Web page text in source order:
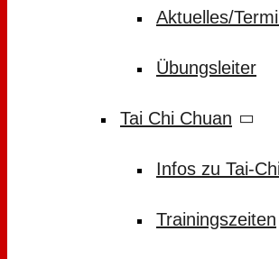
Aktuelles/
Übungsleiter
Tai Chi Chuan
Infos zu Tai-
Trainingszeiten